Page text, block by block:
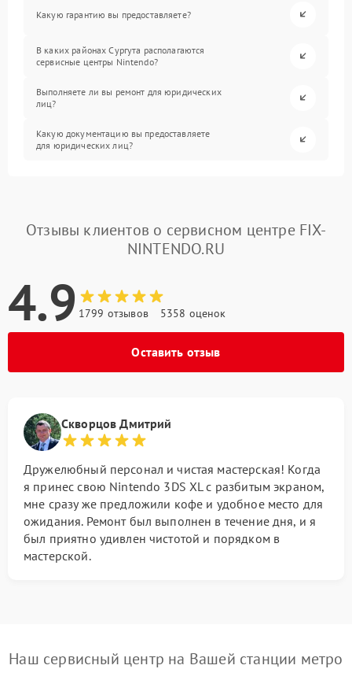
Какую гарантию вы предоставляете?
В каких районах Сургута располагаются
сервисные центры Nintendo?
Выполняете ли вы ремонт для юридических
лиц?
Какую документацию вы предоставляете
для юридических лиц?
Отзывы клиентов о сервисном центре FIX-
NINTENDO.RU
4.9 1799 отзывов 5358 оценок
Оставить отзыв
Скворцов Дмитрий
Дружелюбный персонал и чистая мастерская! Когда
я принес свою Nintendo 3DS XL с разбитым экраном,
мне сразу же предложили кофе и удобное место для
ожидания. Ремонт был выполнен в течение дня, и я
был приятно удивлен чистотой и порядком в
мастерской.
Наш сервисный центр на Вашей станции метро